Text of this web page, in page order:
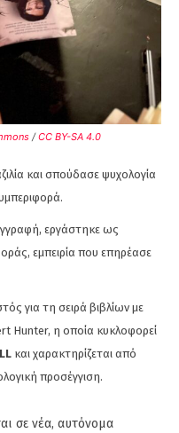
/CC BY-SA 4.0
και σπούδασε ψυχολογία
εργάστηκε ως
εμπειρία που επηρέασε
για τη σειρά βιβλίων με
Hunter, η οποία κυκλοφορεί
και χαρακτηρίζεται από
προσέγγιση.
σε νέα, αυτόνομα